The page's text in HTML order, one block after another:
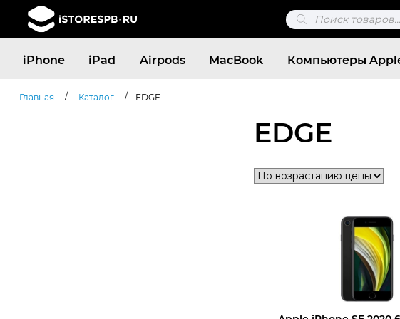
Поиск
товаров
iPhone iPad Airpods MacBook Компьютеры
Поиск
товаров
Главная / Каталог / EDGE
EDGE